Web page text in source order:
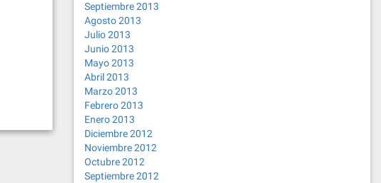
Septiembre 2013
Agosto 2013
Julio 2013
Junio 2013
Mayo 2013
Abril 2013
Marzo 2013
Febrero 2013
Enero 2013
Diciembre 2012
Noviembre 2012
Octubre 2012
Septiembre 2012